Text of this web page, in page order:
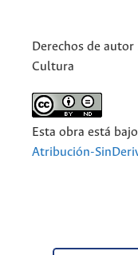
Derechos de
Cultura
Esta obra está
Atribución-